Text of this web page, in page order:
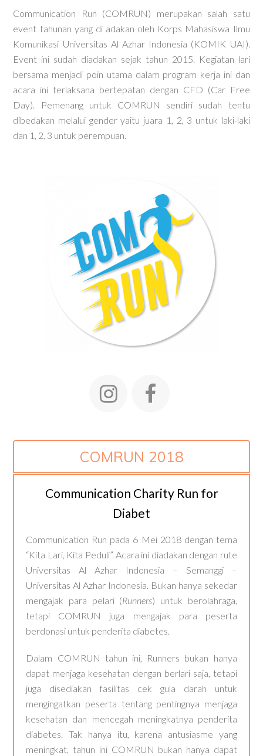
Communication Run (COMRUN) merupakan salah satu
event tahunan yang di adakan oleh Korps Mahasiswa Ilmu
Komunikasi Universitas Al Azhar Indonesia (KOMIK UAI).
Event ini sudah diadakan sejak tahun 2015. Kegiatan lari
bersama menjadi poin utama dalam program kerja ini dan
acara ini terlaksana bertepatan dengan CFD (Car Free
Day). Pemenang untuk COMRUN sendiri sudah tentu
dibedakan melalui gender yaitu juara 1, 2, 3 untuk laki-laki
dan 1, 2, 3 untuk perempuan.
instagram
COMRUN 2018
Communication Charity Run for
Diabet
Communication Run pada 6 Mei 2018 dengan tema
“Kita Lari, Kita Peduli”. Acara ini diadakan dengan rute
Universitas Al Azhar Indonesia – Semanggi –
Universitas Al Azhar Indonesia. Bukan hanya sekedar
mengajak para pelari (Runners) untuk berolahraga,
tetapi COMRUN juga mengajak para peserta
berdonasi untuk penderita diabetes.
Dalam COMRUN tahun ini, Runners bukan hanya
dapat menjaga kesehatan dengan berlari saja, tetapi
juga disediakan fasilitas cek gula darah untuk
mengingatkan peserta tentang pentingnya menjaga
kesehatan dan mencegah meningkatnya penderita
diabetes. Tak hanya itu, karena antusiasme yang
meningkat, tahun ini COMRUN bukan hanya dapat